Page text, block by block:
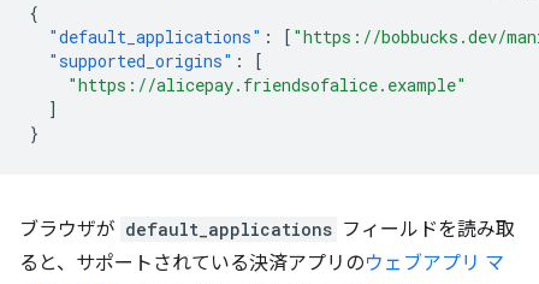
{
"default_applications" : [ "https://bobbucks.dev/
"supported_origins" :
[
"https://alicepay.friendsofalice.example"
]
}
ブラウザが default_applications フィールドを読み取
ると、サポートされている決済アプリのウェブアプリ マ